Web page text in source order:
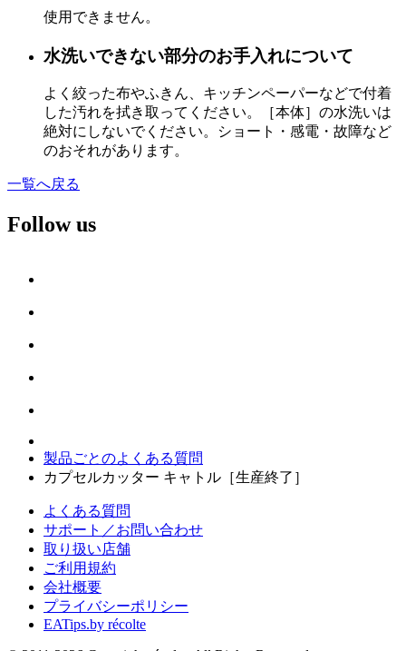
使用できません。
水洗いできない部分のお手入れについて
よく絞った布やふきん、キッチンペーパーなどで付着
した汚れを拭き取ってください。［本体］の水洗いは
絶対にしないでください。ショート・感電・故障など
のおそれがあります。
一覧へ戻る
Follow us
製品ごとのよくある質問
カプセルカッター キャトル［生産終了］
よくある質問
サポート／お問い合わせ
取り扱い店舗
ご利用規約
会社概要
プライバシーポリシー
EATips.by récolte